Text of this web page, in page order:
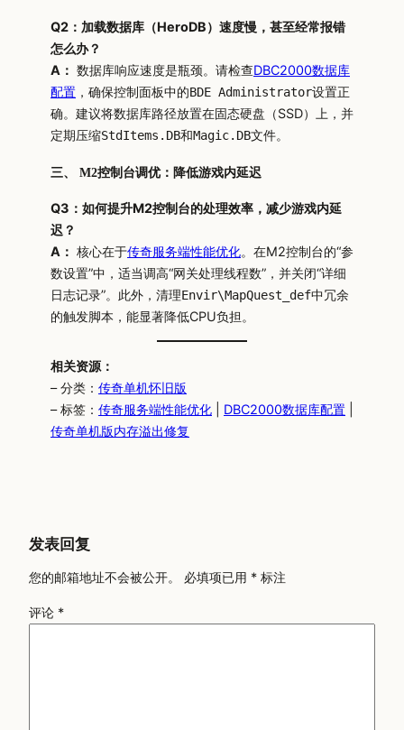
Q2：加载数据库（HeroDB）速度慢，甚至经常报错
怎么办？
A： 数据库响应速度是瓶颈。请检查DBC2000数据库
配置 ，确保控制面板中的BDE Administrator设置正
确。建议将数据库路径放置在固态硬盘（SSD）上，并
定期压缩StdItems.DB和Magic.DB文件。
三、 M2控制台调优：降低游戏内延迟
Q3：如何提升M2控制台的处理效率，减少游戏内延
迟？
A： 核心在于传奇服务端性能优化。在M2控制台的“参
数设置”中，适当调高“网关处理线程数”，并关闭“详细
日志记录”。此外，清理Envir\MapQuest_def中冗余
的触发脚本，能显著降低CPU负担。
相关资源：
– 分类： 传奇单机怀旧版
– 标签： 传奇服务端性能优化 DBC2000数据库配置
传奇单机版内存溢出修复
发表回复
您的邮箱地址不会被公开。 必填项已用 * 标注
评论 *